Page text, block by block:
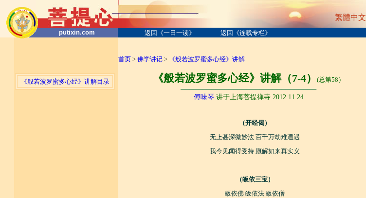
putixin.com 返回《一日一读》 返回《连载专栏》
《般若波罗蜜多心经》讲解目录
首页 > 佛学讲记 > 《般若波罗蜜多心经》讲解
《般若波罗蜜多心经》讲解（7-4）
(总第58）
───────────────────────────────
傅味琴 讲于上海菩提禅寺 2012.11.24
（开经偈）
无上甚深微妙法 百千万劫难遭遇
我今见闻得受持 愿解如来真实义
（皈依三宝）
皈依佛 皈依法 皈依僧
繁體中文